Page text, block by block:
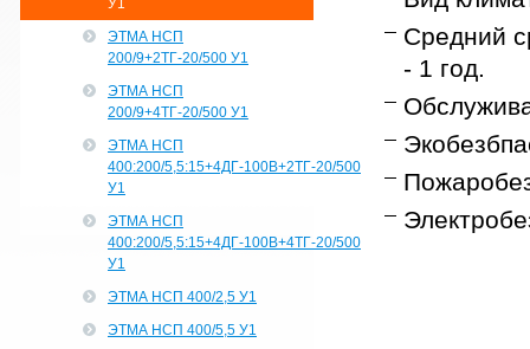
Средний
- 1 год.
У1
ЭТМА НСП
200/9+2ТГ-20/500 У1
ЭТМА НСП
200/9+4ТГ-20/500 У1
ЭТМА НСП
400:200/5,5:15+4ДГ-100В+2ТГ-20/500
У1
ЭТМА НСП
400:200/5,5:15+4ДГ-100В+4ТГ-20/500
У1
ЭТМА НСП 400/2,5 У1
ЭТМА НСП 400/5,5 У1